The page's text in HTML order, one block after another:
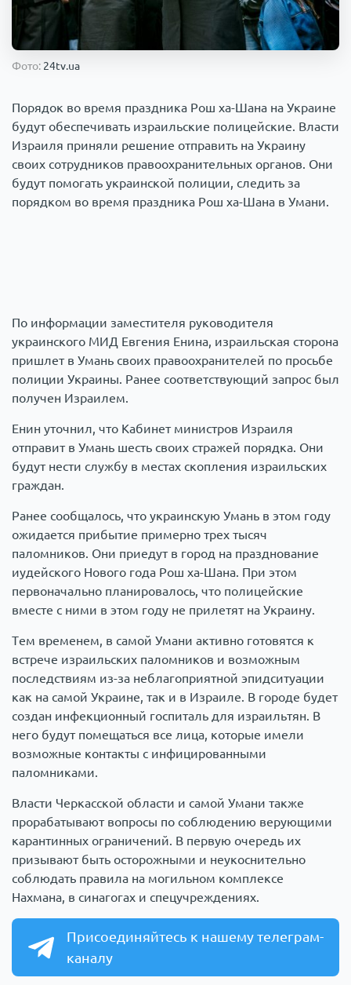
Армия
1000 мелочей
Фото: 24tv.ua
Порядок во время праздника Рош ха-Шана на Украине
будут обеспечивать израильские полицейские. Власти
Израиля приняли решение отправить на Украину
своих сотрудников правоохранительных органов. Они
будут помогать украинской полиции, следить за
порядком во время праздника Рош ха-Шана в Умани.
По информации заместителя руководителя
украинского МИД Евгения Енина, израильская сторона
пришлет в Умань своих правоохранителей по просьбе
полиции Украины. Ранее соответствующий запрос был
получен Израилем.
Енин уточнил, что Кабинет министров Израиля
отправит в Умань шесть своих стражей порядка. Они
будут нести службу в местах скопления израильских
граждан.
Ранее сообщалось, что украинскую Умань в этом году
ожидается прибытие примерно трех тысяч
паломников. Они приедут в город на празднование
иудейского Нового года Рош ха-Шана. При этом
первоначально планировалось, что полицейские
вместе с ними в этом году не прилетят на Украину.
Тем временем, в самой Умани активно готовятся к
встрече израильских паломников и возможным
последствиям из-за неблагоприятной эпидситуации
как на самой Украине, так и в Израиле. В городе будет
создан инфекционный госпиталь для израильтян. В
него будут помещаться все лица, которые имели
возможные контакты с инфицированными
паломниками.
Власти Черкасской области и самой Умани также
прорабатывают вопросы по соблюдению верующими
карантинных ограничений. В первую очередь их
призывают быть осторожными и неукоснительно
соблюдать правила на могильном комплексе
Нахмана, в синагогах и спецучреждениях.
Присоединяйтесь к нашему телеграм-
каналу